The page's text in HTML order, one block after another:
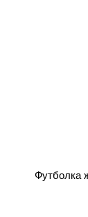
Футболка